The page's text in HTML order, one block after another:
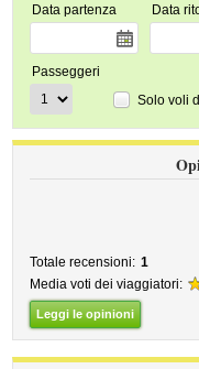
Data partenza Data
Passeggeri
Solo voli
Totale recensioni: 1
Media voti dei viaggiatori:
Leggi le opinioni